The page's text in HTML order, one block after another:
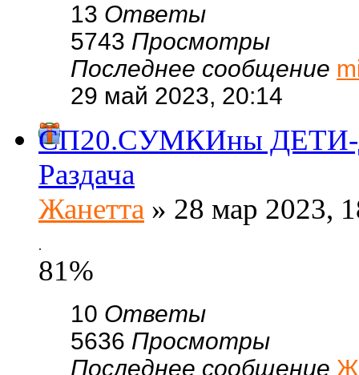
13 Ответы
5743 Просмотры
Последнее сообщение
29 май 2023, 20:14
СП20.СУМКИны ДЕТИ-
Раздача
Жанетта » 28 мар 2023,
.
81%
10 Ответы
5636 Просмотры
Последнее сообщение